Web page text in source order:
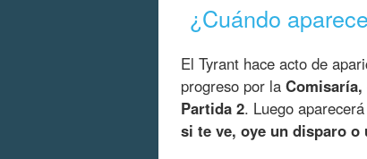
¿Cuándo
El Tyrant hace acto de
progreso por la Comisaría,
Partida 2. Luego
si te ve, oye un disparo